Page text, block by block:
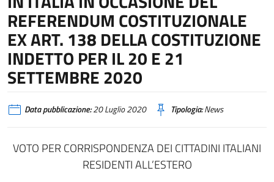
REFERENDUM COSTITUZIONALE
EX ART. 138 DELLA COSTITUZIONE
INDETTO PER IL 20 E 21
SETTEMBRE 2020
Data pubblicazione:20 Luglio 2020 Tipologia:News
VOTO PER CORRISPONDENZA DEI CITTADINI ITALIANI
RESIDENTI ALL’ESTERO